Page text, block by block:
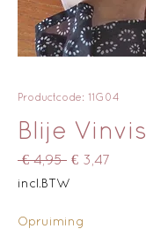
Productcode: 11G04
Blije Vinvis
€ 4,95 Normale
€ 3,47
incl.BTW
Opruiming